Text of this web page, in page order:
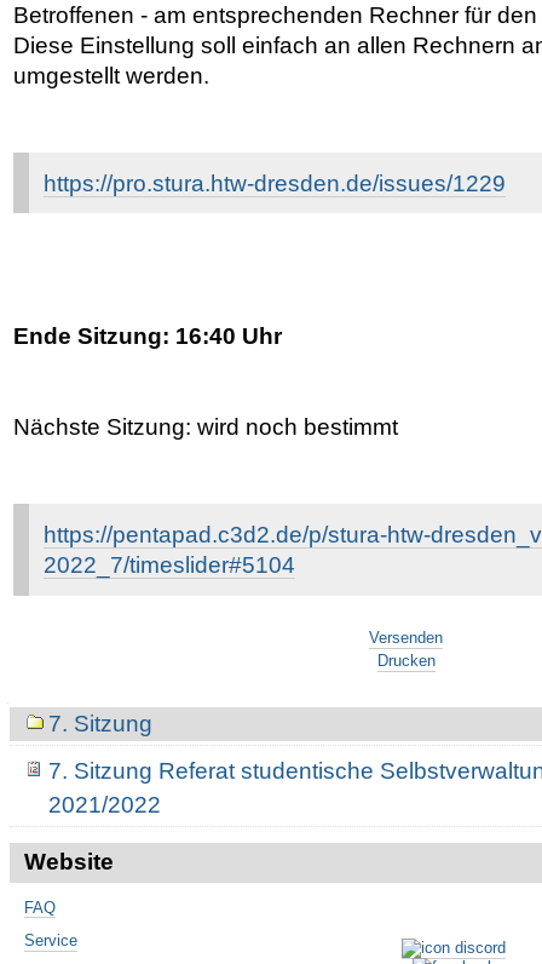
Betroffenen - am entsprechenden Rechner für
Diese Einstellung soll einfach an allen Rechnern
umgestellt werden.
https://pro.stura.htw-dresden.de/issues/1229
Ende Sitzung: 16:40 Uhr
Nächste Sitzung: wird noch bestimmt
https://pentapad.c3d2.de/p/stura-htw-
2022_7/timeslider#5104
Versenden
Drucken
Navigation7. Sitzung
7. Sitzung Referat studentische
2021/2022
Website
FAQ
Service